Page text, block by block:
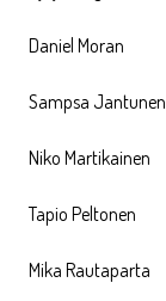
Daniel Moran
Sampsa Jantunen
Niko Martikainen
Tapio Peltonen
Mika Rautaparta